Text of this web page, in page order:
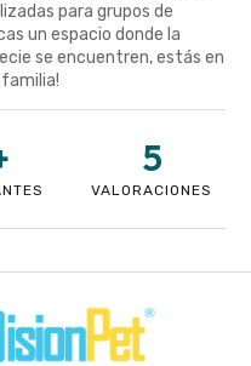
para grupos de
un espacio donde la
se encuentren, estás en
VALORACIONES
5